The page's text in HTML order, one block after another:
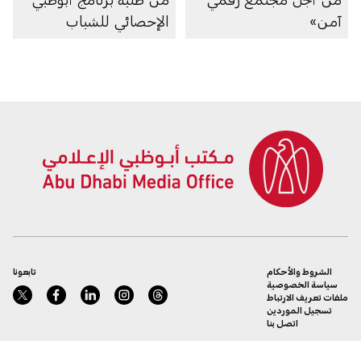
آمن»
الإحصائي للشباب
تابعونا
الشروط والأحكام
سياسة الخصوصية
ملفات تعريف الارتباط
تسجيل الموردين
اتصل بنا